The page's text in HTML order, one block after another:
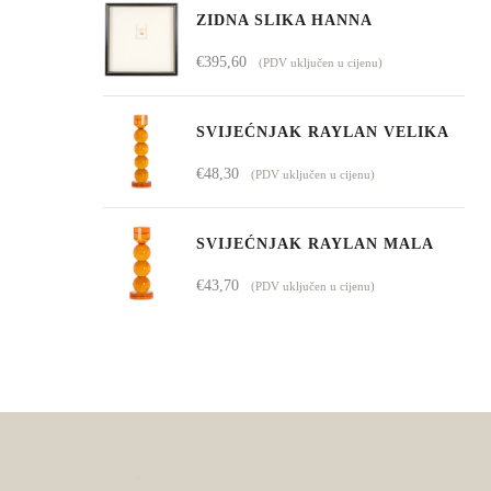
ZIDNA SLIKA HANNA
€395,60 (PDV uključen u cijenu)
SVIJEĆNJAK RAYLAN VELIKA
€48,30 (PDV uključen u cijenu)
SVIJEĆNJAK RAYLAN MALA
€43,70 (PDV uključen u cijenu)